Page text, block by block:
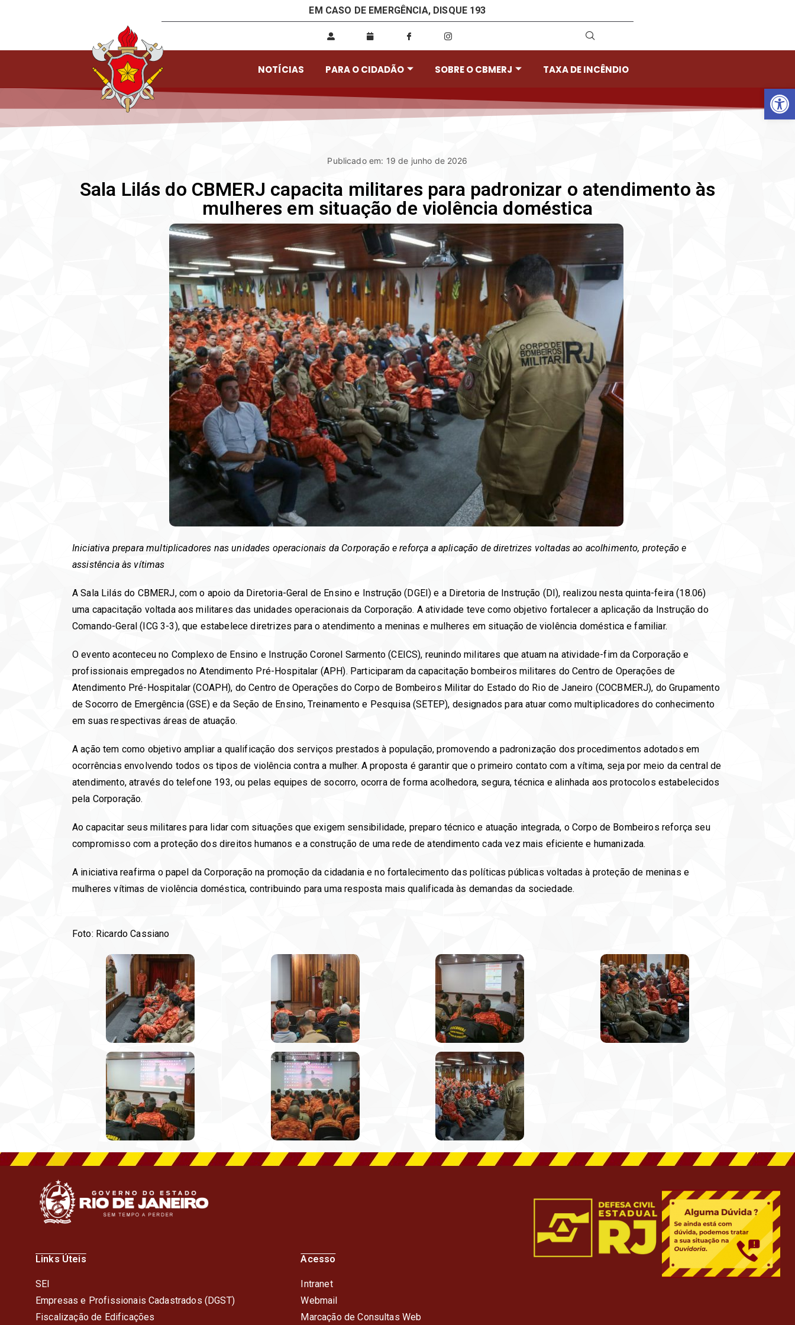
EM CASO DE EMERGÊNCIA, DISQUE 193
NOTÍCIAS PARA O CIDADÃO SOBRE O CBMERJ TAXA DE INCÊNDIO
Publicado em: 19 de junho de 2026
Sala Lilás do CBMERJ capacita militares para padronizar o atendimento às
mulheres em situação de violência doméstica
Iniciativa prepara multiplicadores nas unidades operacionais da Corporação e reforça a aplicação de diretrizes voltadas ao acolhimento, proteção e
assistência às vítimas
A Sala Lilás do CBMERJ, com o apoio da Diretoria-Geral de Ensino e Instrução (DGEI) e a Diretoria de Instrução (DI), realizou nesta quinta-feira (18.06)
uma capacitação voltada aos militares das unidades operacionais da Corporação. A atividade teve como objetivo fortalecer a aplicação da Instrução do
Comando-Geral (ICG 3-3), que estabelece diretrizes para o atendimento a meninas e mulheres em situação de violência doméstica e familiar.
O evento aconteceu no Complexo de Ensino e Instrução Coronel Sarmento (CEICS), reunindo militares que atuam na atividade-fim da Corporação e
profissionais empregados no Atendimento Pré-Hospitalar (APH). Participaram da capacitação bombeiros militares do Centro de Operações de
Atendimento Pré-Hospitalar (COAPH), do Centro de Operações do Corpo de Bombeiros Militar do Estado do Rio de Janeiro (COCBMERJ), do Grupamento
de Socorro de Emergência (GSE) e da Seção de Ensino, Treinamento e Pesquisa (SETEP), designados para atuar como multiplicadores do conhecimento
em suas respectivas áreas de atuação.
A ação tem como objetivo ampliar a qualificação dos serviços prestados à população, promovendo a padronização dos procedimentos adotados em
ocorrências envolvendo todos os tipos de violência contra a mulher. A proposta é garantir que o primeiro contato com a vítima, seja por meio da central de
atendimento, através do telefone 193, ou pelas equipes de socorro, ocorra de forma acolhedora, segura, técnica e alinhada aos protocolos estabelecidos
pela Corporação.
Ao capacitar seus militares para lidar com situações que exigem sensibilidade, preparo técnico e atuação integrada, o Corpo de Bombeiros reforça seu
compromisso com a proteção dos direitos humanos e a construção de uma rede de atendimento cada vez mais eficiente e humanizada.
A iniciativa reafirma o papel da Corporação na promoção da cidadania e no fortalecimento das políticas públicas voltadas à proteção de meninas e
mulheres vítimas de violência doméstica, contribuindo para uma resposta mais qualificada às demandas da sociedade.
Foto: Ricardo Cassiano
Links Úteis
SEI
Empresas e Profissionais Cadastrados (DGST)
Fiscalização de Edificações
Acesso
Intranet
Webmail
Marcação de Consultas Web